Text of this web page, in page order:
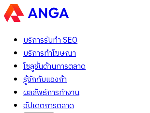
บริการรับทำ SEO
บริการทำโฆษณา
โซลูชั่นด้านการตลาด
รู้จักกับแองก้า
ผลลัพธ์การทำงาน
อัปเดตการตลาด